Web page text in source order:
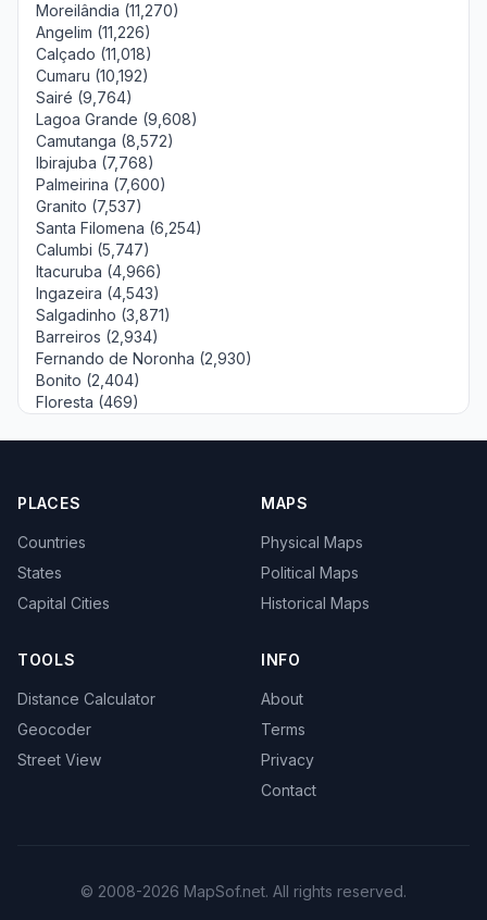
Moreilândia (11,270)
Angelim (11,226)
Calçado (11,018)
Cumaru (10,192)
Sairé (9,764)
Lagoa Grande (9,608)
Camutanga (8,572)
Ibirajuba (7,768)
Palmeirina (7,600)
Granito (7,537)
Santa Filomena (6,254)
Calumbi (5,747)
Itacuruba (4,966)
Ingazeira (4,543)
Salgadinho (3,871)
Barreiros (2,934)
Fernando de Noronha (2,930)
Bonito (2,404)
Floresta (469)
PLACES
Countries
States
Capital Cities
MAPS
Physical Maps
Political Maps
Historical Maps
TOOLS
Distance Calculator
Geocoder
Street View
INFO
About
Terms
Privacy
Contact
© 2008-2026 MapSof.net. All rights reserved.